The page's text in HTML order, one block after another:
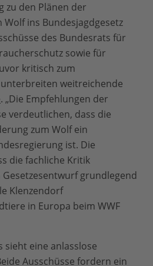
zu den Plänen der
ins Bundesjagdgesetz
des Bundesrats für
sowie für
kritisch zum
weitreichende
. „Die Empfehlungen der
verdeutlichen, dass die
zum Wolf ein
ist. Die
die fachliche Kritik
grundlegend
Klenzendorf
in Europa beim WWF
sieht eine anlasslose
Ausschüsse fordern ein